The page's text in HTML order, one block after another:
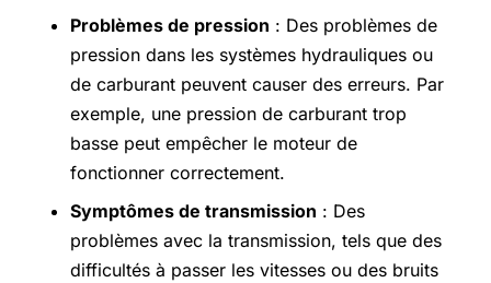
Problèmes de pression : Des problèmes de
pression dans les systèmes hydrauliques ou
de carburant peuvent causer des erreurs. Par
exemple, une pression de carburant trop
basse peut empêcher le moteur de
fonctionner correctement.
Symptômes de transmission : Des
problèmes avec la transmission, tels que des
difficultés à passer les vitesses ou des bruits